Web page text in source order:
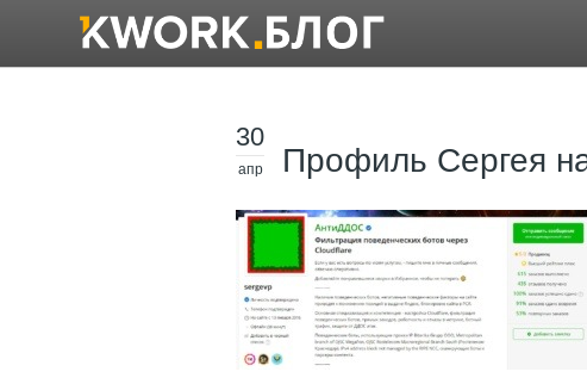
30
апр Профиль Сергея